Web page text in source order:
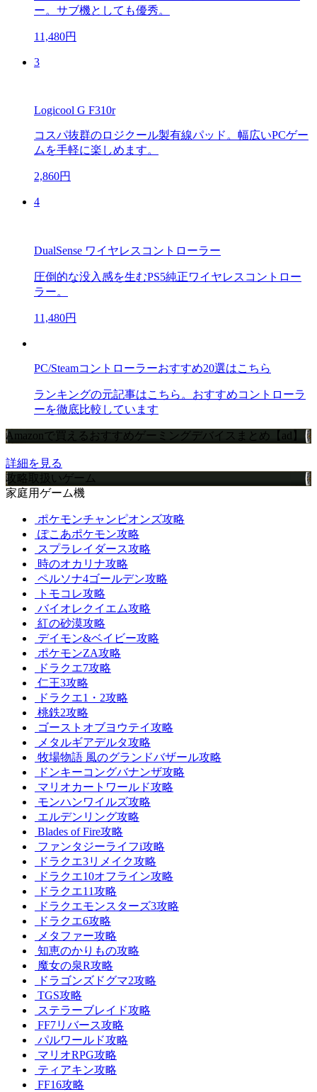
ー。サブ機としても優秀。
11,480円
3
Logicool G F310r
コスパ抜群のロジクール製有線パッド。幅広いPCゲー
ムを手軽に楽しめます。
2,860円
4
DualSense ワイヤレスコントローラー
圧倒的な没入感を生むPS5純正ワイヤレスコントロー
ラー。
11,480円
PC/Steamコントローラーおすすめ20選はこちら
ランキングの元記事はこちら。おすすめコントローラ
ーを徹底比較しています
Amazonで買えるおすすめゲーミングデバイスまとめ【ad】
詳細を見る
攻略取扱いゲーム
家庭用ゲーム機
ポケモンチャンピオンズ攻略
ぽこあポケモン攻略
スプラレイダース攻略
時のオカリナ攻略
ペルソナ4ゴールデン攻略
トモコレ攻略
バイオレクイエム攻略
紅の砂漠攻略
デイモン&ベイビー攻略
ポケモンZA攻略
ドラクエ7攻略
仁王3攻略
ドラクエ1・2攻略
桃鉄2攻略
ゴーストオブヨウテイ攻略
メタルギアデルタ攻略
牧場物語 風のグランドバザール攻略
ドンキーコングバナンザ攻略
マリオカートワールド攻略
モンハンワイルズ攻略
エルデンリング攻略
Blades of Fire攻略
ファンタジーライフi攻略
ドラクエ3リメイク攻略
ドラクエ10オフライン攻略
ドラクエ11攻略
ドラクエモンスターズ3攻略
ドラクエ6攻略
メタファー攻略
知恵のかりもの攻略
魔女の泉R攻略
ドラゴンズドグマ2攻略
TGS攻略
ステラーブレイド攻略
FF7リバース攻略
パルワールド攻略
マリオRPG攻略
ティアキン攻略
FF16攻略